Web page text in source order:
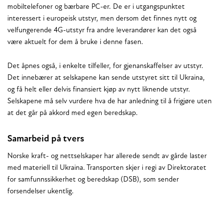
mobiltelefoner og bærbare PC-er. De er i utgangspunktet
interessert i europeisk utstyr, men dersom det finnes nytt og
velfungerende 4G-utstyr fra andre leverandører kan det også
være aktuelt for dem å bruke i denne fasen.
Det åpnes også, i enkelte tilfeller, for gjenanskaffelser av utstyr.
Det innebærer at selskapene kan sende utstyret sitt til Ukraina,
og få helt eller delvis finansiert kjøp av nytt liknende utstyr.
Selskapene må selv vurdere hva de har anledning til å frigjøre uten
at det går på akkord med egen beredskap.
Samarbeid på tvers
Norske kraft- og nettselskaper har allerede sendt av gårde laster
med materiell til Ukraina. Transporten skjer i regi av Direktoratet
for samfunnssikkerhet og beredskap (DSB), som sender
forsendelser ukentlig.